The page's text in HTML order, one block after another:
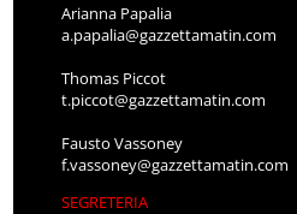
Arianna Papalia
a.papalia@gazzettamatin.com
Thomas Piccot
t.piccot@gazzettamatin.com
Fausto Vassoney
f.vassoney@gazzettamatin.com
SEGRETERIA